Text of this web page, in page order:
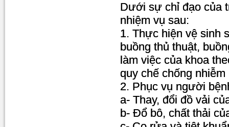
Dưới sự chỉ đạo của
nhiệm vụ sau:
1. Thực hiện vệ sinh
buồng thủ thuật,
làm việc của khoa
quy chế chống
2. Phục vụ người
a- Thay, đổi đồ vải
b- Đổ bô, chất thải